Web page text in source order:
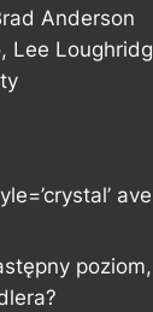
Anderson
Lee